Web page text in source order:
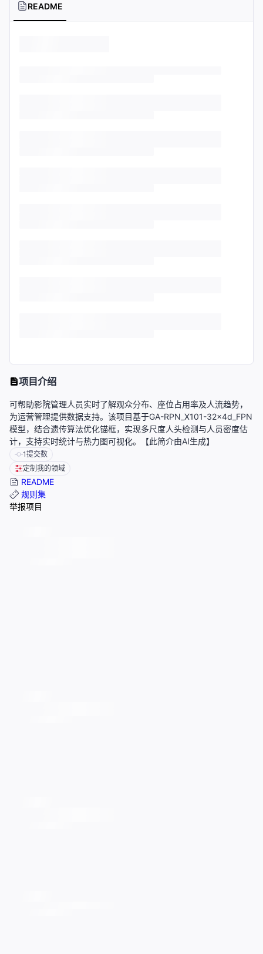
README
项目介绍
可帮助影院管理人员实时了解观众分布、座位占用率及人流趋势，
为运营管理提供数据支持。该项目基于GA-RPN_X101-32x4d_FPN
模型，结合遗传算法优化锚框，实现多尺度人头检测与人员密度估
计，支持实时统计与热力图可视化。【此简介由AI生成】
1提交数
定制我的领域
README
规则集
举报项目